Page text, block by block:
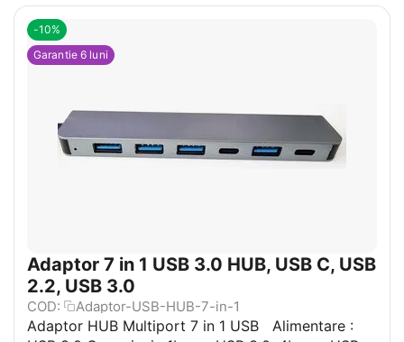
-10%
Garantie 6 luni
Adaptor 7 in 1 USB 3.0 HUB, USB C, USB
2.2, USB 3.0
COD: Adaptor-USB-HUB-7-in-1
Adaptor HUB Multiport 7 in 1 USB Alimentare :